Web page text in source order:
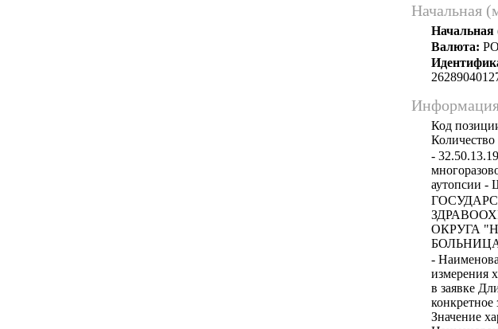
Начальная
Начальная
Валюта:
Информация
Код
-
аутопсии -
ОКРУГА
-
измерения
в заявке
конкретное
Значение